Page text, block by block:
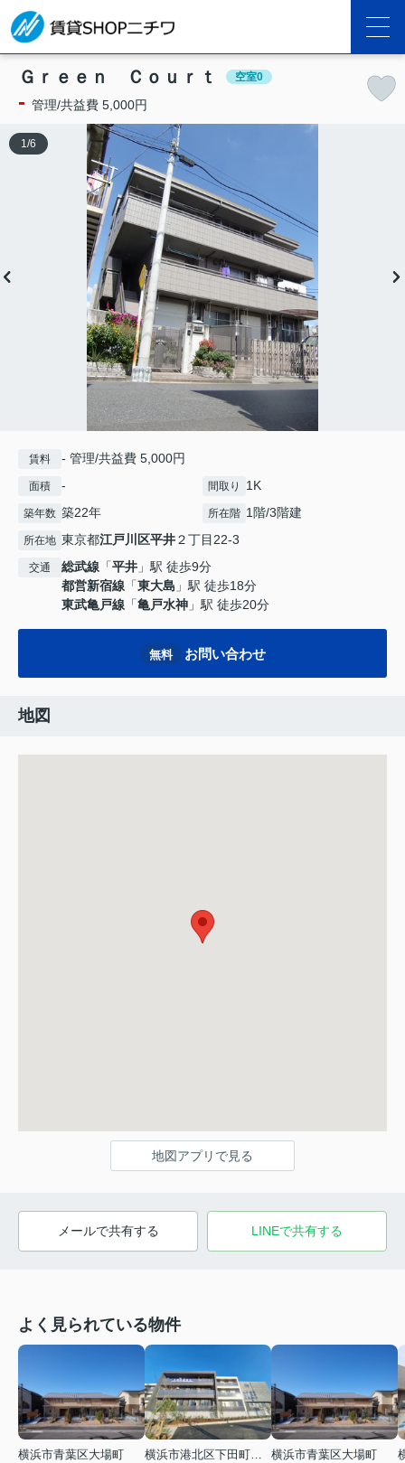
Ｇｒｅｅｎ Ｃｏｕｒｔ 空室0
- 管理/共益費 5,000円
1 /6
賃料 - 管理/共益費 5,000円
面積 - 間取り 1K
築年数 築22年 所在階 1階/3階建
所在地 東京都江戸川区平井２丁目22-3
交通 総武線 「平井 」駅 徒歩9分
都営新宿線 「東大島 」駅 徒歩18分
東武亀戸線 「亀戸水神 」駅 徒歩20分
無料 お問い合わせ
地図
地図アプリで見る
メールで共有する LINEで共有する
よく見られている物件
横浜市青葉区大場町
横浜市青葉区大場町